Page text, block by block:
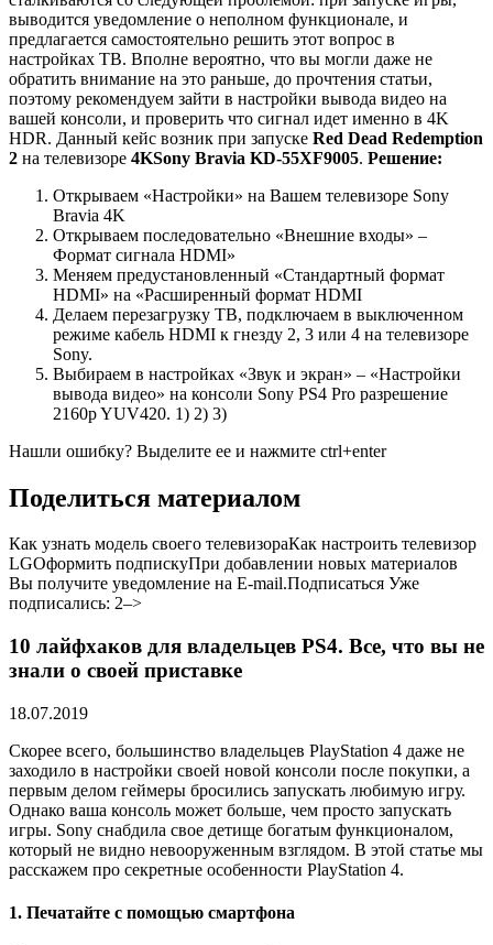
выводится уведомление о неполном функционале, и
предлагается самостоятельно решить этот вопрос в
настройках ТВ. Вполне вероятно, что вы могли даже не
обратить внимание на это раньше, до прочтения статьи,
поэтому рекомендуем зайти в настройки вывода видео на
вашей консоли, и проверить что сигнал идет именно в 4K
HDR. Данный кейс возник при запуске Red Dead Redemption
2 на телевизоре 4KSony Bravia KD-55XF9005. Решение:
Открываем «Настройки» на Вашем телевизоре Sony
Bravia 4K
Открываем последовательно «Внешние входы» –
Формат сигнала HDMI»
Меняем предустановленный «Стандартный формат
HDMI» на «Расширенный формат HDMI
Делаем перезагрузку ТВ, подключаем в выключенном
режиме кабель HDMI к гнезду 2, 3 или 4 на телевизоре
Sony.
Выбираем в настройках «Звук и экран» – «Настройки
вывода видео» на консоли Sony PS4 Pro разрешение
2160p YUV420. 1) 2) 3)
Нашли ошибку? Выделите ее и нажмите ctrl+enter
Поделиться материалом
Как узнать модель своего телевизораКак настроить телевизор
LGОформить подпискуПри добавлении новых материалов
Вы получите уведомление на E-mail.Подписаться Уже
подписались: 2–>
10 лайфхаков для владельцев PS4. Все, что вы не
знали о своей приставке
18.07.2019
Скорее всего, большинство владельцев PlayStation 4 даже не
заходило в настройки своей новой консоли после покупки, а
первым делом геймеры бросились запускать любимую игру.
Однако ваша консоль может больше, чем просто запускать
игры. Sony снабдила свое детище богатым функционалом,
который не видно невооруженным взглядом. В этой статье мы
расскажем про секретные особенности PlayStation 4.
1. Печатайте с помощью смартфона